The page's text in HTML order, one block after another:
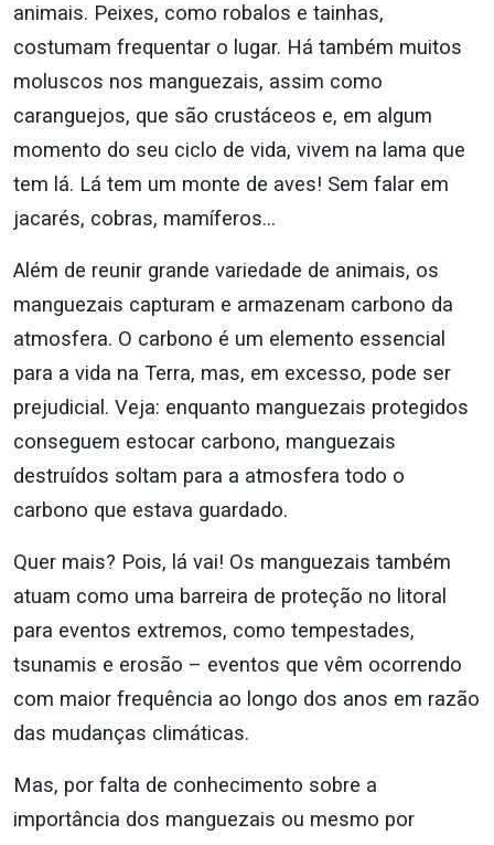
animais. Peixes, como robalos e tainhas,
costumam frequentar o lugar. Há também muitos
moluscos nos manguezais, assim como
caranguejos, que são crustáceos e, em algum
momento do seu ciclo de vida, vivem na lama que
tem lá. Lá tem um monte de aves! Sem falar em
jacarés, cobras, mamíferos…
Além de reunir grande variedade de animais, os
manguezais capturam e armazenam carbono da
atmosfera. O carbono é um elemento essencial
para a vida na Terra, mas, em excesso, pode ser
prejudicial. Veja: enquanto manguezais protegidos
conseguem estocar carbono, manguezais
destruídos soltam para a atmosfera todo o
carbono que estava guardado.
Quer mais? Pois, lá vai! Os manguezais também
atuam como uma barreira de proteção no litoral
para eventos extremos, como tempestades,
tsunamis e erosão – eventos que vêm ocorrendo
com maior frequência ao longo dos anos em razão
das mudanças climáticas.
Mas, por falta de conhecimento sobre a
importância dos manguezais ou mesmo por